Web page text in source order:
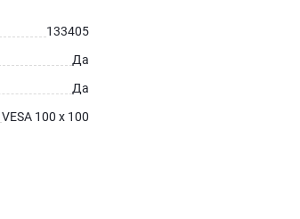
133405
Да
Да
VESA 100 x 100